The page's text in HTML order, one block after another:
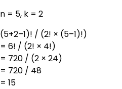
n = 5, k = 2
(5+2–1)! / (2! × (5–1)!)
= 6! / (2! × 4!)
= 720 / (2 × 24)
= 720 / 48
= 15